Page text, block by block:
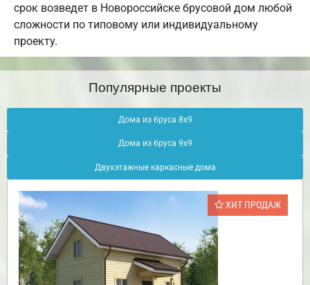
срок возведет в Новороссийске брусовой дом любой
сложности по типовому или индивидуальному
проекту.
Популярные проекты
Дома из бруса 8х9
Дома из бруса 9х9
Двухэтажные каркасные дома
ХИТ ПРОДАЖ